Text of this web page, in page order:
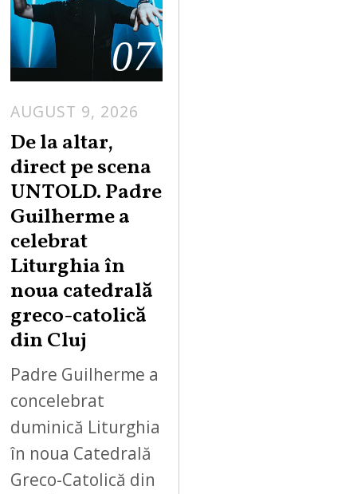
07
AUGUST 9, 2026
De la altar,
direct pe scena
UNTOLD. Padre
Guilherme a
celebrat
Liturghia în
noua catedrală
greco-catolică
din Cluj
Padre Guilherme a
concelebrat
duminică Liturghia
în noua Catedrală
Greco-Catolică din